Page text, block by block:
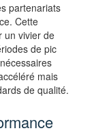
partenariats
Cette
un vivier de
de pic
mais
de qualité.